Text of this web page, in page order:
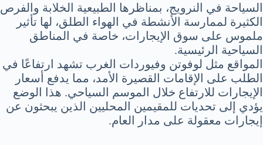
السياحة في النرويج، بمناظرها الطبيعية الخلابة والفرص
الكثيرة لممارسة الأنشطة في الهواء الطلق، لها تأثير
ملموس على سوق الإيجارات، خاصة في المناطق
السياحية الرئيسية.
المواقع مثل لوفوتن وفيوردات الغرب تشهد ارتفاعًا في
الطلب على الإقامات القصيرة الأمد، مما يدفع أسعار
الإيجارات للارتفاع خلال الموسم السياحي. هذا الوضع
يؤدي إلى تحديات للمقيمين المحليين الذين يبحثون عن
إيجارات معقولة على مدار العام.